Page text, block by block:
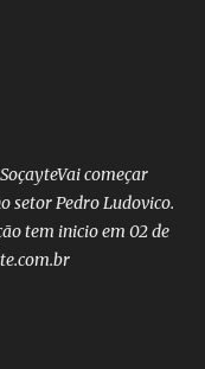
03: Nome: Adolfo
Membro 01:
do Mané Membro
Veículo: Rádio ...
começar
setor Pedro Ludovico.
tem inicio em 02 de